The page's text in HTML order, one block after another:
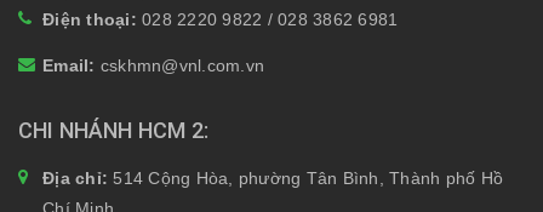
Điện thoại: 028 2220 9822 / 028 3862 6981
Email: cskhmn@vnl.com.vn
CHI NHÁNH HCM 2
Địa chỉ: 514 Cộng Hòa, phường Tân Bình, Thành phố Hồ
Chí Minh